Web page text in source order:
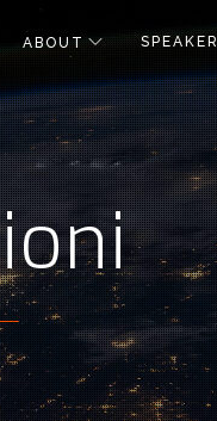
ABOUT SPEAKER